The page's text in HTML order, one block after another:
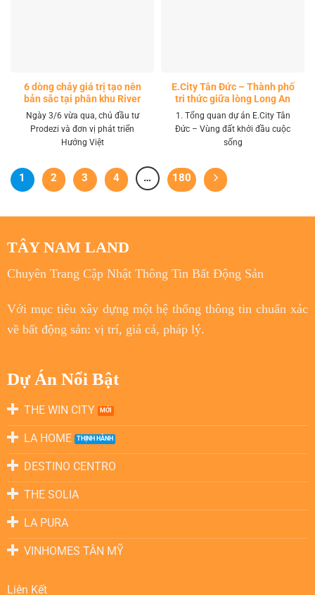
6 dòng chảy giá trị tạo nên
bản sắc tại phân khu River
Park LA Home
Ngày 3/6 vừa qua, chủ đầu tư
Prodezi và đơn vị phát triển
Hướng Việt
E.City Tân Đức – Thành phố
tri thức giữa lòng Long An
1. Tổng quan dự án E.City Tân
Đức – Vùng đất khởi đầu cuộc
sống
1 2 3 4 … 180
TÂY NAM LAND
Chuyên Trang Cập Nhật Thông Tin Bất Động Sản
Với mục tiêuxây dựng một hệ thống thông tin chuẩn xác
về bất động sản: vị trí, giá cả, pháp lý.
Dự Án Nổi Bật
THE WIN CITY
LA HOME
DESTINO CENTRO
THE SOLIA
LA PURA
VINHOMES TÂN MỸ
Liên Kết